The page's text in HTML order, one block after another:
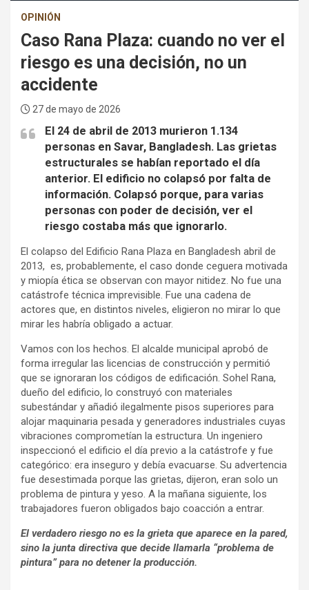
OPINIÓN
Caso Rana Plaza: cuando no ver el
riesgo es una decisión, no un
accidente
27 de mayo de 2026
El 24 de abril de 2013 murieron 1.134
personas en Savar, Bangladesh. Las grietas
estructurales se habían reportado el día
anterior. El edificio no colapsó por falta de
información. Colapsó porque, para varias
personas con poder de decisión, ver el
riesgo costaba más que ignorarlo.
El colapso del Edificio Rana Plaza en Bangladesh abril de
2013, es, probablemente, el caso donde ceguera motivada
y miopía ética se observan con mayor nitidez. No fue una
catástrofe técnica imprevisible. Fue una cadena de
actores que, en distintos niveles, eligieron no mirar lo que
mirar les habría obligado a actuar.
Vamos con los hechos. El alcalde municipal aprobó de
forma irregular las licencias de construcción y permitió
que se ignoraran los códigos de edificación. Sohel Rana,
dueño del edificio, lo construyó con materiales
subestándar y añadió ilegalmente pisos superiores para
alojar maquinaria pesada y generadores industriales cuyas
vibraciones comprometían la estructura. Un ingeniero
inspeccionó el edificio el día previo a la catástrofe y fue
categórico: era inseguro y debía evacuarse. Su advertencia
fue desestimada porque las grietas, dijeron, eran solo un
problema de pintura y yeso. A la mañana siguiente, los
trabajadores fueron obligados bajo coacción a entrar.
El verdadero riesgo no es la grieta que aparece en la pared,
sino la junta directiva que decide llamarla “problema de
pintura” para no detener la producción.